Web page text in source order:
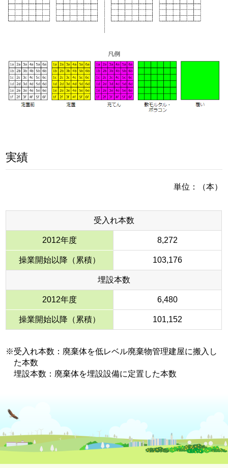
実績
単位：（本）
受入れ本数
2012年度 8,272
操業開始以降（累積） 103,176
埋設本数
2012年度 6,480
操業開始以降（累積） 101,152
※受入れ本数：廃棄体を低レベル廃棄物管理建屋に搬入し
た本数
埋設本数：廃棄体を埋設設備に定置した本数